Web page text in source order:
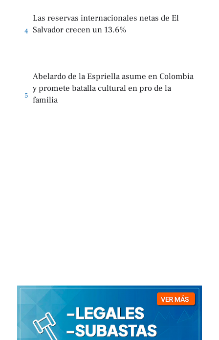
4
Las reservas internacionales netas de El
Salvador crecen un 13.6%
5
Abelardo de la Espriella asume en Colombia
y promete batalla cultural en pro de la
familia